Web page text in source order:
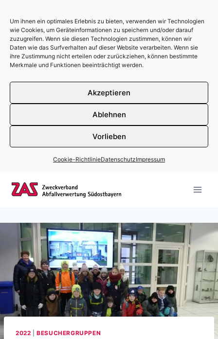
Um ihnen ein optimales Erlebnis zu bieten, verwenden wir Technologien
wie Cookies, um Geräteinformationen zu speichern und/oder darauf
zuzugreifen. Wenn sie diesen Technologien zustimmen, können wir
Daten wie das Surfverhalten auf dieser Website verarbeiten. Wenn sie
ihre Zustimmung nicht erteilen oder zurückziehen, können bestimmte
Merkmale und Funktionen beeinträchtigt werden.
Akzeptieren
Ablehnen
Vorlieben
Cookie-RichtlinieDatenschutzImpressum
2022 |BESUCHERGRUPPEN